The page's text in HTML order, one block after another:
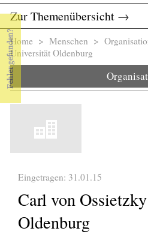
Zur Themenübersicht →
Sie sind hier
Home > Menschen >
Universität Oldenburg
Eingetragen: 31.01.15
Carl von
Oldenburg